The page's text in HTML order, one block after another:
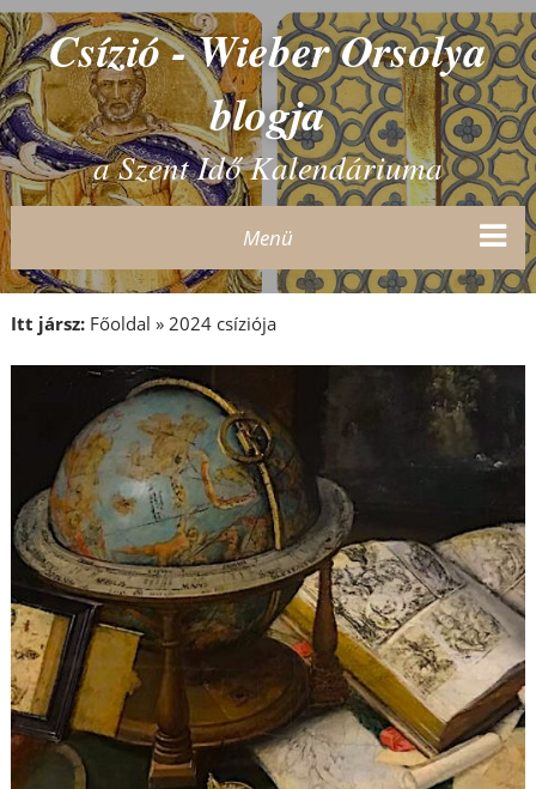
Csízió - Wieber Orsolya
blogja
a Szent Idő Kalendáriuma
Menü
Itt jársz: Főoldal » 2024 csíziója